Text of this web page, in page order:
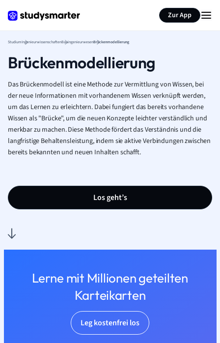
Zur App
StudiumIngenieurwissenschaftenBauingenieurwesenBrückenmodellierung
Brückenmodellierung
Das Brückenmodell ist eine Methode zur Vermittlung von Wissen, bei
der neue Informationen mit vorhandenem Wissen verknüpft werden,
um das Lernen zu erleichtern. Dabei fungiert das bereits vorhandene
Wissen als "Brücke", um die neuen Konzepte leichter verständlich und
merkbar zu machen. Diese Methode fördert das Verständnis und die
langfristige Behaltensleistung, indem sie aktive Verbindungen zwischen
bereits bekannten und neuen Inhalten schafft.
Los geht’s
Lerne mit Millionen geteilten
Karteikarten
Leg kostenfrei los